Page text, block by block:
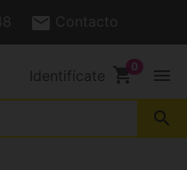
Contacto
Identifícate shopping_cart menu
search